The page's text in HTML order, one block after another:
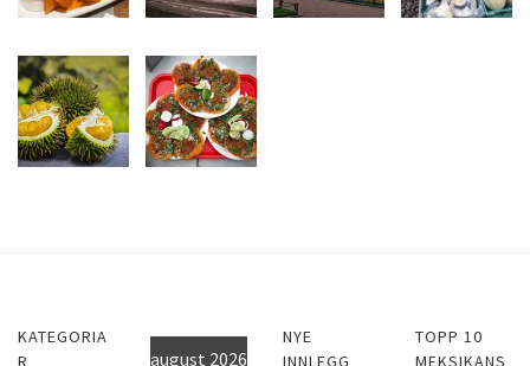
KATEGORIA
R
august 2026
NYE
INNLEGG
TOPP 10
MEKSIKANS